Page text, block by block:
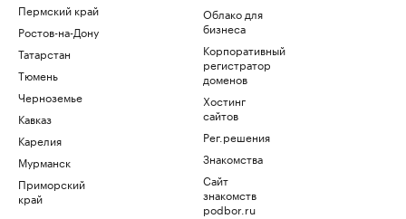
Пермский край
Ростов-на-Дону
Татарстан
Тюмень
Черноземье
Кавказ
Карелия
Мурманск
Приморский
край
Облако для
бизнеса
Корпоративный
регистратор
доменов
Хостинг
сайтов
Рег.решения
Знакомства
Сайт
знакомств
podbor.ru